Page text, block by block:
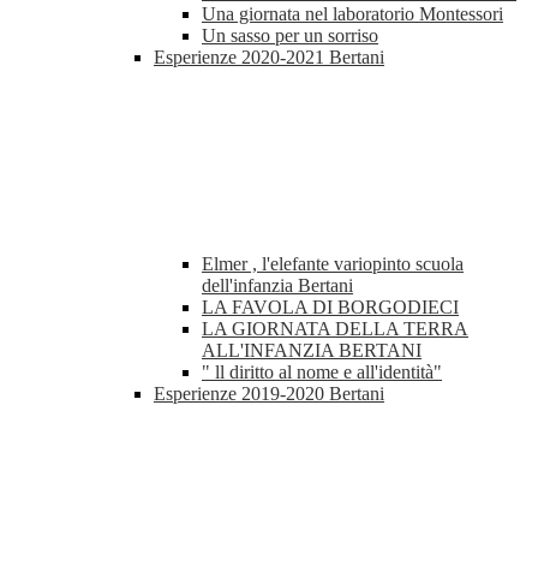
Una giornata nel laboratorio Montessori
Un sasso per un sorriso
Esperienze 2020-2021 Bertani
Elmer , l'elefante variopinto scuola
dell'infanzia Bertani
LA FAVOLA DI BORGODIECI
LA GIORNATA DELLA TERRA
ALL'INFANZIA BERTANI
" ll diritto al nome e all'identità"
Esperienze 2019-2020 Bertani